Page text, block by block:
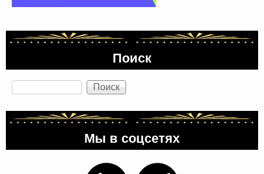
Поиск
Поиск
Мы в соцсетях